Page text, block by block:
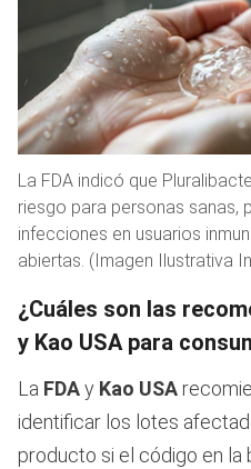
La FDA indicó que
riesgo para personas sanas,
infecciones en usuarios
abiertas. (Imagen Ilustrativa
¿Cuáles son las
y Kao USA para
La FDAy Kao USA
identificar los lotes
producto si el código en la